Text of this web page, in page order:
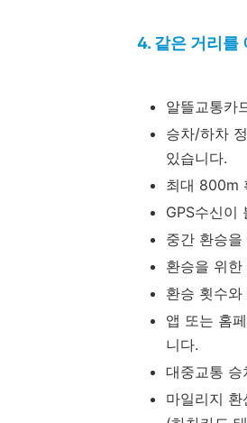
4. 같은 거리를
알뜰교통카
승차/하차
있습니다.
최대 800m
GPS수신이
중간 환승
환승을 위
환승 횟수
앱 또는 홈
니다.
대중교통 승
마일리지